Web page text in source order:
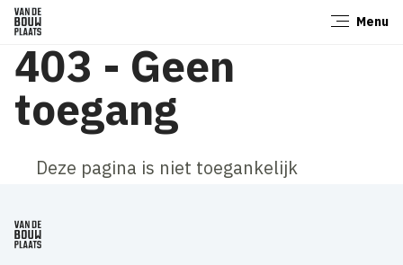
Menu
403 - Geen
toegang
Deze pagina is niet toegankelijk
Sluiten